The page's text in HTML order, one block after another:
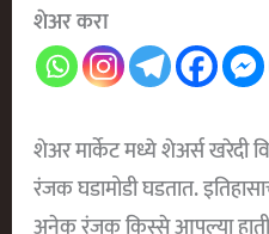
शेअर करा
शेअर मार्केट मध्ये शेअर्स खरेदी
रंजक घडामोडी घडतात.